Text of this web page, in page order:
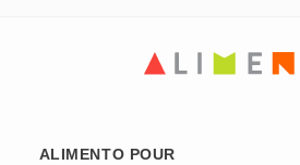
ALIMENTO POUR